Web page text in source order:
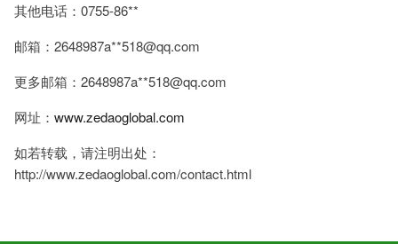
其他电话：0755-86**
邮箱：2648987a**518@qq.com
更多邮箱：2648987a**518@qq.com
网址： www.zedaoglobal.com
如若转载，请注明出处：
http://www.zedaoglobal.com/contact.html